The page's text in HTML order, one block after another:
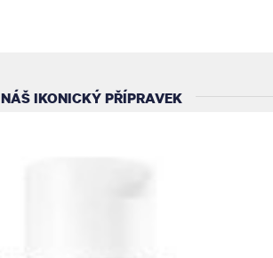
NÁŠ IKONICKÝ PŘÍPRAVEK